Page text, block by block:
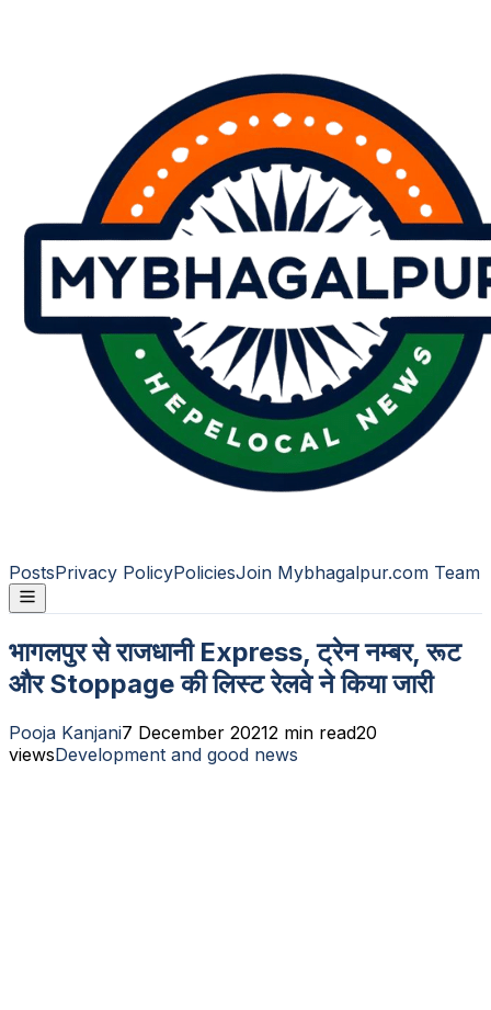
PostsPrivacy PolicyPoliciesJoin Mybhagalpur.com Team
भागलपुर से राजधानी Express, ट्रेन नम्बर, रूट
और Stoppage की लिस्ट रेलवे ने किया जारी
Pooja Kanjani7 December 20212 min read20
viewsDevelopment and good news